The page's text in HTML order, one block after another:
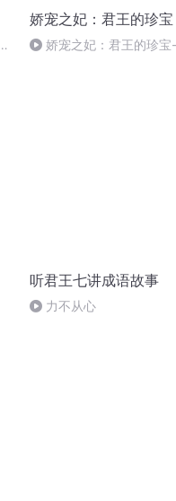
娇宠之妃：君王的珍宝
娇宠之妃：君王的珍宝
听君王七讲成语故事
力不从心